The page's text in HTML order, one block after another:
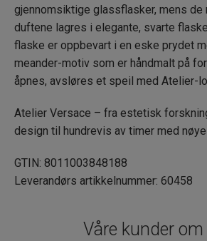
gjennomsiktige glassflasker, mens de
duftene lagres i elegante, svarte
flaske er oppbevart i en eske prydet
meander-motiv som er håndmalt på
åpnes, avsløres et speil med Atelier-
Atelier Versace – fra estetisk
design til hundrevis av timer med nøye
GTIN: 8011003848188
Leverandørs artikkelnummer: 60458
Våre kunder